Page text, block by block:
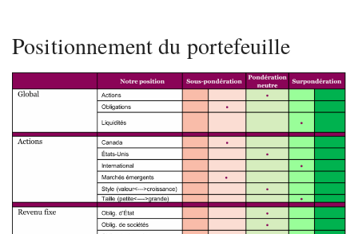
Positionnement du portefeuille